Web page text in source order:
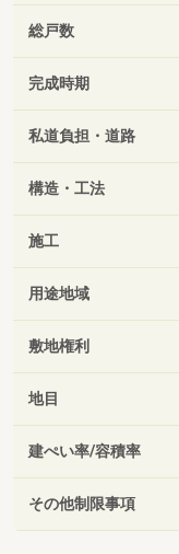
総戸数
完成時期
私道負担・道路
構造・工法
施工
用途地域
敷地権利
地目
建ぺい率/容積率
その他制限事項